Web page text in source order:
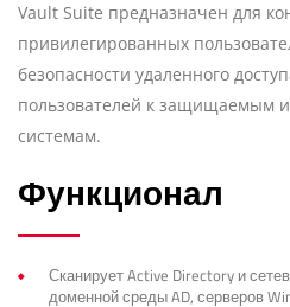
Vault Suite предназначен для
привилегированных
безопасности удаленного
пользователей к защищаемым
системам.
Функционал
Сканирует Active Directory и
доменной среды AD, серверов